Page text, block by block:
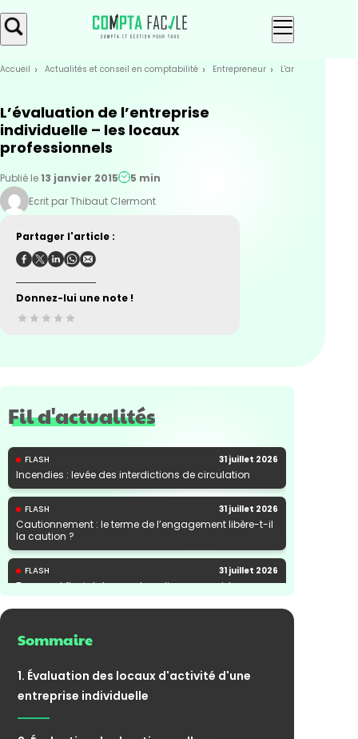
Skip
to
Aller au
contenu
Accueil Actualités et conseil en comptabilité Entrepreneur L'analyse
L’évaluation de l’entreprise
individuelle – les locaux
professionnels
Publié le13 janvier 2015
5 min
Ecrit par Thibaut Clermont
Partager l'article :
Donnez-lui une note !
Fil d'actualités
FLASH 31 juillet 2026
Incendies : levée des interdictions de circulation
FLASH 31 juillet 2026
Cautionnement : le terme de l’engagement libère-t-il
la caution ?
FLASH 31 juillet 2026
Transport fluvial de marchandises : une aide
financière bienvenue
Sommaire
1. Évaluation des locaux d'activité d'une
entreprise individuelle